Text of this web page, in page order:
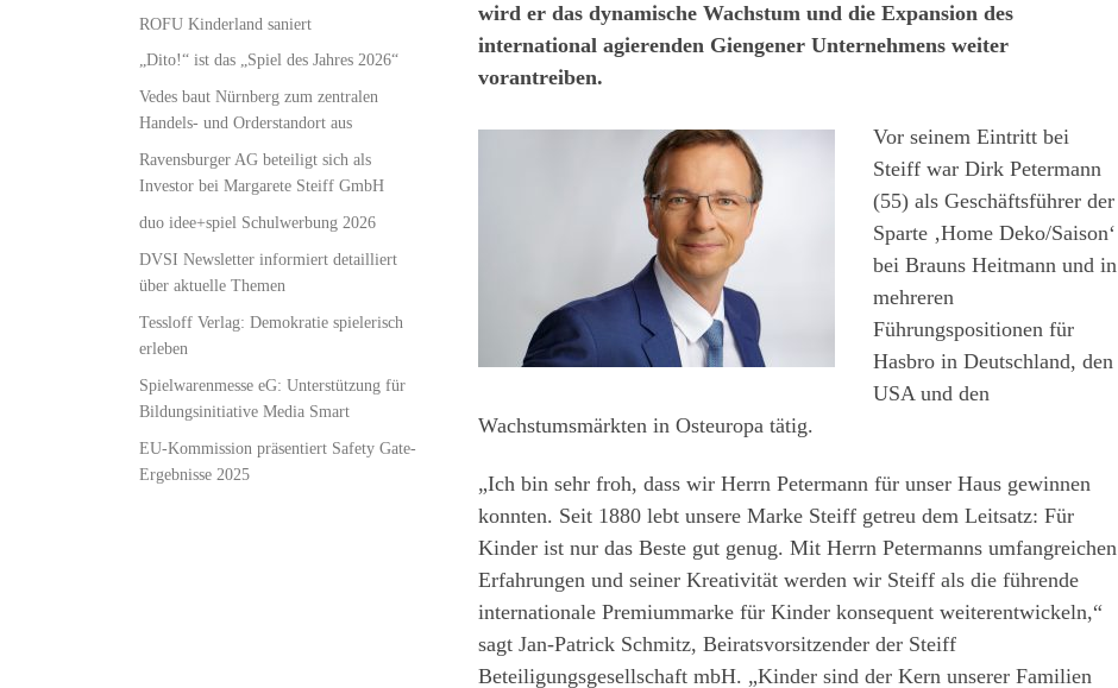
wird er das dynamische Wachstum und die Expansion des
international agierenden Giengener Unternehmens weiter
vorantreiben.
Vor seinem Eintritt bei
Steiff war Dirk Petermann
(55) als Geschäftsführer der
Sparte ‚Home Deko/Saison‘
bei Brauns Heitmann und in
mehreren
Führungspositionen für
Hasbro in Deutschland, den
USA und den
Wachstumsmärkten in Osteuropa tätig.
„Ich bin sehr froh, dass wir Herrn Petermann für unser Haus gewinnen
konnten. Seit 1880 lebt unsere Marke Steiff getreu dem Leitsatz: Für
Kinder ist nur das Beste gut genug. Mit Herrn Petermanns umfangreichen
Erfahrungen und seiner Kreativität werden wir Steiff als die führende
internationale Premiummarke für Kinder konsequent weiterentwickeln,“
sagt Jan-Patrick Schmitz, Beiratsvorsitzender der Steiff
Beteiligungsgesellschaft mbH. „Kinder sind der Kern unserer Familien
ROFU Kinderland saniert
„Dito!“ ist das „Spiel des Jahres 2026“
Vedes baut Nürnberg zum zentralen
Handels- und Orderstandort aus
Ravensburger AG beteiligt sich als
Investor bei Margarete Steiff GmbH
duo idee+spiel Schulwerbung 2026
DVSI Newsletter informiert detailliert
über aktuelle Themen
Tessloff Verlag: Demokratie spielerisch
erleben
Spielwarenmesse eG: Unterstützung für
Bildungsinitiative Media Smart
EU-Kommission präsentiert Safety Gate-
Ergebnisse 2025